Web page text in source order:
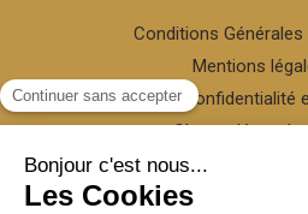
Conditions Générales
Mentions
Politique de confidentialité
Charte
Annuaires